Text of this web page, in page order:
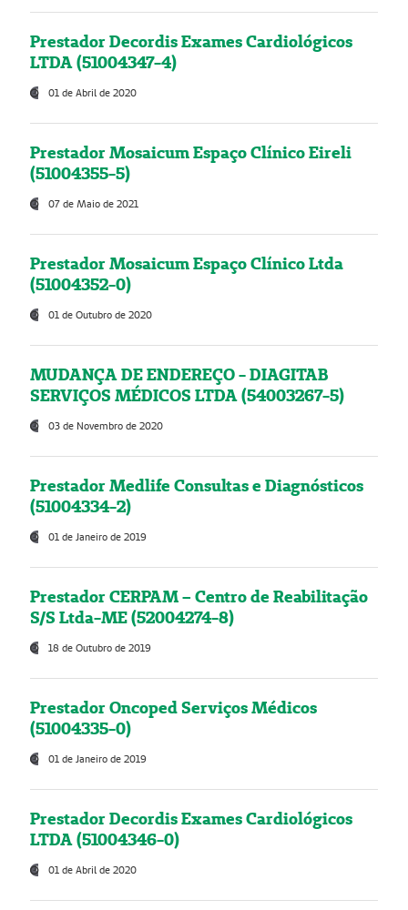
Prestador Decordis Exames Cardiológicos
LTDA (51004347-4)
01 de Abril de 2020
Prestador Mosaicum Espaço Clínico Eireli
(51004355-5)
07 de Maio de 2021
Prestador Mosaicum Espaço Clínico Ltda
(51004352-0)
01 de Outubro de 2020
MUDANÇA DE ENDEREÇO - DIAGITAB
SERVIÇOS MÉDICOS LTDA (54003267-5)
03 de Novembro de 2020
Prestador Medlife Consultas e Diagnósticos
(51004334-2)
01 de Janeiro de 2019
Prestador CERPAM – Centro de Reabilitação
S/S Ltda-ME (52004274-8)
18 de Outubro de 2019
Prestador Oncoped Serviços Médicos
(51004335-0)
01 de Janeiro de 2019
Prestador Decordis Exames Cardiológicos
LTDA (51004346-0)
01 de Abril de 2020